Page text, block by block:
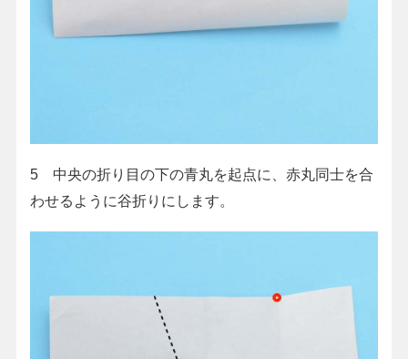
5 中央の折り目の下の青丸を起点に、赤丸同士を合
わせるように谷折りにします。